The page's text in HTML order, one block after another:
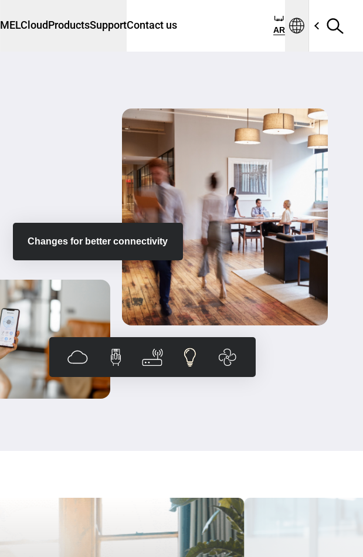
MELCloudProductsSupportContact us
ليبيا
AR
Changes for better connectivity